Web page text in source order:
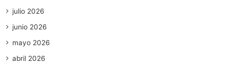
julio 2026
junio 2026
mayo 2026
abril 2026